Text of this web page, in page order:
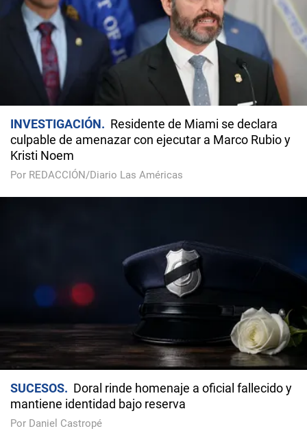
INVESTIGACIÓN
Residente de Miami se declara
culpable de amenazar con ejecutar a Marco Rubio y
Kristi Noem
Por REDACCIÓN/Diario Las Américas
SUCESOS
Doral rinde homenaje a oficial fallecido y
mantiene identidad bajo reserva
Por Daniel Castropé